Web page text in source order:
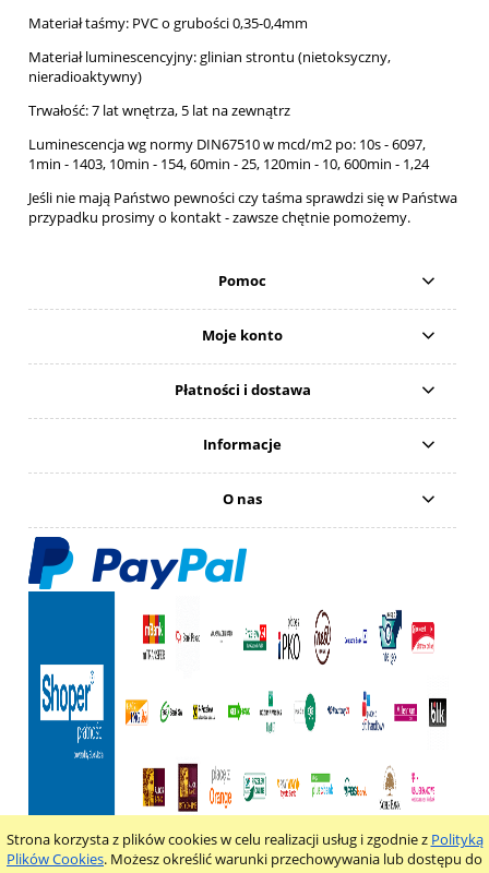
Strona korzysta z plików cookies w celu realizacji usług i zgodnie z Polityką
Plików Cookies. Możesz określić warunki przechowywania lub dostępu do
Materiał taśmy: PVC o grubości 0,35-0,4mm
Materiał luminescencyjny: glinian strontu (nietoksyczny,
nieradioaktywny)
Trwałość: 7 lat wnętrza, 5 lat na zewnątrz
Luminescencja wg normy DIN67510 w mcd/m2 po: 10s - 6097,
1min - 1403, 10min - 154, 60min - 25, 120min - 10, 600min - 1,24
Jeśli nie mają Państwo pewności czy taśma sprawdzi się w Państwa
przypadku prosimy o kontakt - zawsze chętnie pomożemy.
Pomoc
Moje konto
Płatności i dostawa
Informacje
O nas
pokaż pełną wersję strony